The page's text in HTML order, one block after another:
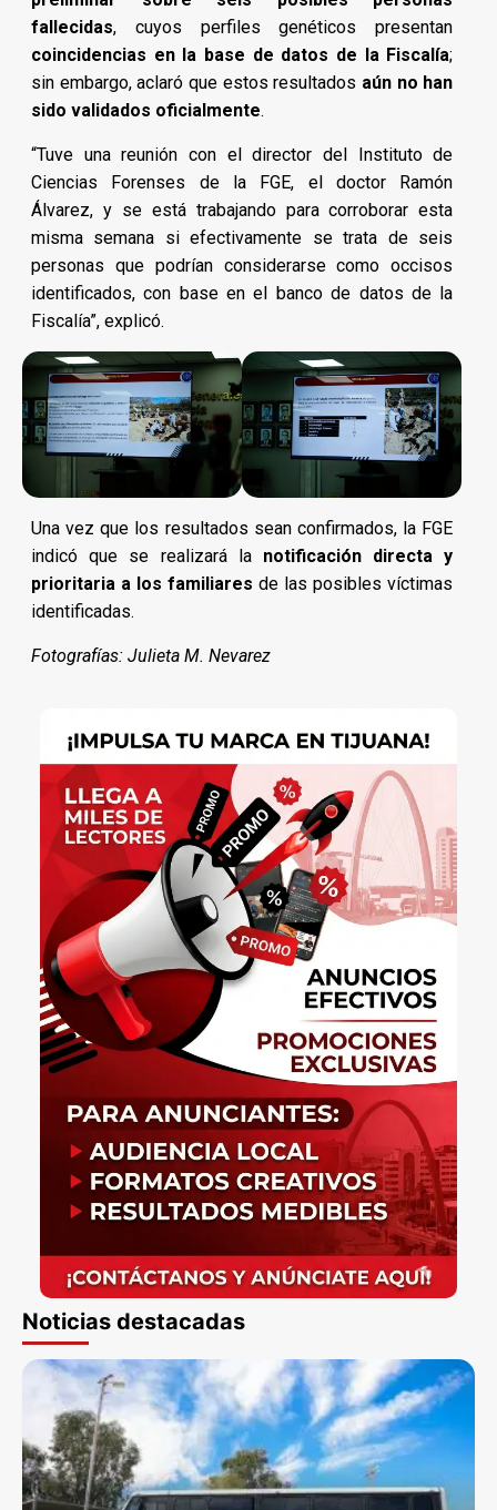
fallecidas, cuyos perfiles genéticos presentan
coincidencias en la base de datos de la Fiscalía;
sin embargo, aclaró que estos resultados aún no han
sido validados oficialmente.
“Tuve una reunión con el director del Instituto de
Ciencias Forenses de la FGE, el doctor Ramón
Álvarez, y se está trabajando para corroborar esta
misma semana si efectivamente se trata de seis
personas que podrían considerarse como occisos
identificados, con base en el banco de datos de la
Fiscalía”, explicó.
Una vez que los resultados sean confirmados, la FGE
indicó que se realizará la notificación directa y
prioritaria a los familiares de las posibles víctimas
identificadas.
Fotografías: Julieta M. Nevarez
Noticias destacadas